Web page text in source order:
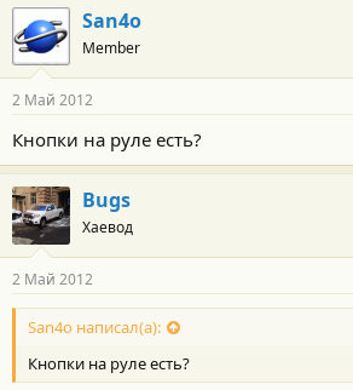
San4o
Member
2 Май 2012
Кнопки на руле есть?
Bugs
Хаевод
2 Май 2012
San4o написал(а):
Кнопки на руле есть?